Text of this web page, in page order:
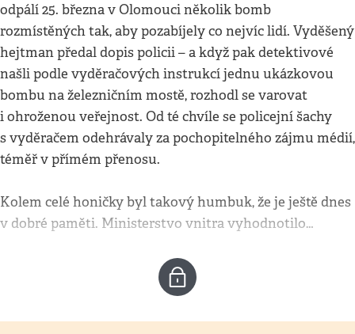
odpálí 25. března v Olomouci několik bomb
rozmístěných tak, aby pozabíjely co nejvíc lidí. Vyděšený
hejtman předal dopis policii – a když pak detektivové
našli podle vyděračových instrukcí jednu ukázkovou
bombu na železničním mostě, rozhodl se varovat
i ohroženou veřejnost. Od té chvíle se policejní šachy
s vyděračem odehrávaly za pochopitelného zájmu médií,
téměř v přímém přenosu.
Kolem celé honičky byl takový humbuk, že je ještě dnes
v dobré paměti. Ministerstvo vnitra vyhodnotilo…